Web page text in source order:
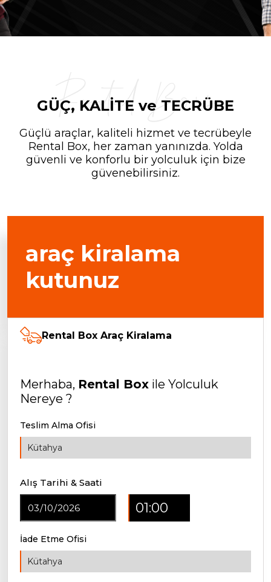
GÜÇ, KALİTE ve TECRÜBE
Rental Box
Güçlü araçlar, kaliteli hizmet ve tecrübeyle
Rental Box, her zaman yanınızda. Yolda
güvenli ve konforlu bir yolculuk için bize
güvenebilirsiniz.
araç kiralama
kutunuz
Rental Box Araç Kiralama
Merhaba, Rental Box ile Yolculuk
Nereye ?
Teslim Alma Ofisi
Alış Tarihi & Saati
İade Etme Ofisi